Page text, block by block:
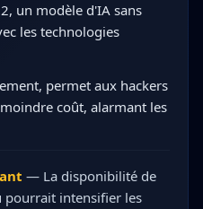
un modèle d'IA sans
les technologies
permet aux hackers
coût, alarmant les
— La disponibilité de
pourrait intensifier les